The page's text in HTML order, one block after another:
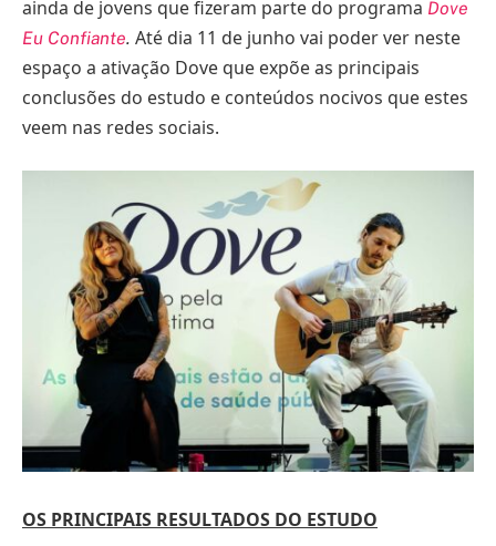
ainda de jovens que fizeram parte do programa Dove
Eu Confiante. Até dia 11 de junho vai poder ver neste
espaço a ativação Dove que expõe as principais
conclusões do estudo e conteúdos nocivos que estes
veem nas redes sociais.
OS PRINCIPAIS RESULTADOS DO ESTUDO